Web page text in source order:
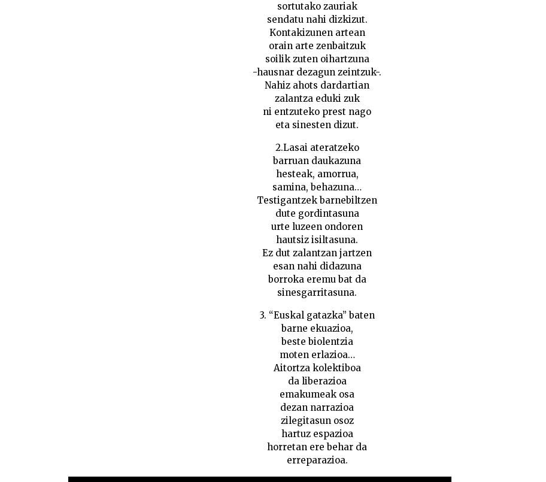
sortutako zauriak
sendatu nahi dizkizut.
Kontakizunen artean
orain arte zenbaitzuk
soilik zuten oihartzuna
-hausnar dezagun zeintzuk-.
Nahiz ahots dardartian
zalantza eduki zuk
ni entzuteko prest nago
eta sinesten dizut.
2.Lasai ateratzeko
barruan daukazuna
hesteak, amorrua,
samina, behazuna…
Testigantzek barnebiltzen
dute gordintasuna
urte luzeen ondoren
hautsiz isiltasuna.
Ez dut zalantzan jartzen
esan nahi didazuna
borroka eremu bat da
sinesgarritasuna.
3. “Euskal gatazka” baten
barne ekuazioa,
beste biolentzia
moten erlazioa…
Aitortza kolektiboa
da liberazioa
emakumeak osa
dezan narrazioa
zilegitasun osoz
hartuz espazioa
horretan ere behar da
erreparazioa.